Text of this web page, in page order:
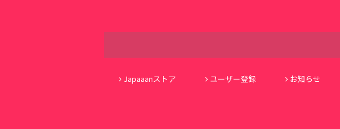
Japaaanストア ユーザー登録 お知らせ